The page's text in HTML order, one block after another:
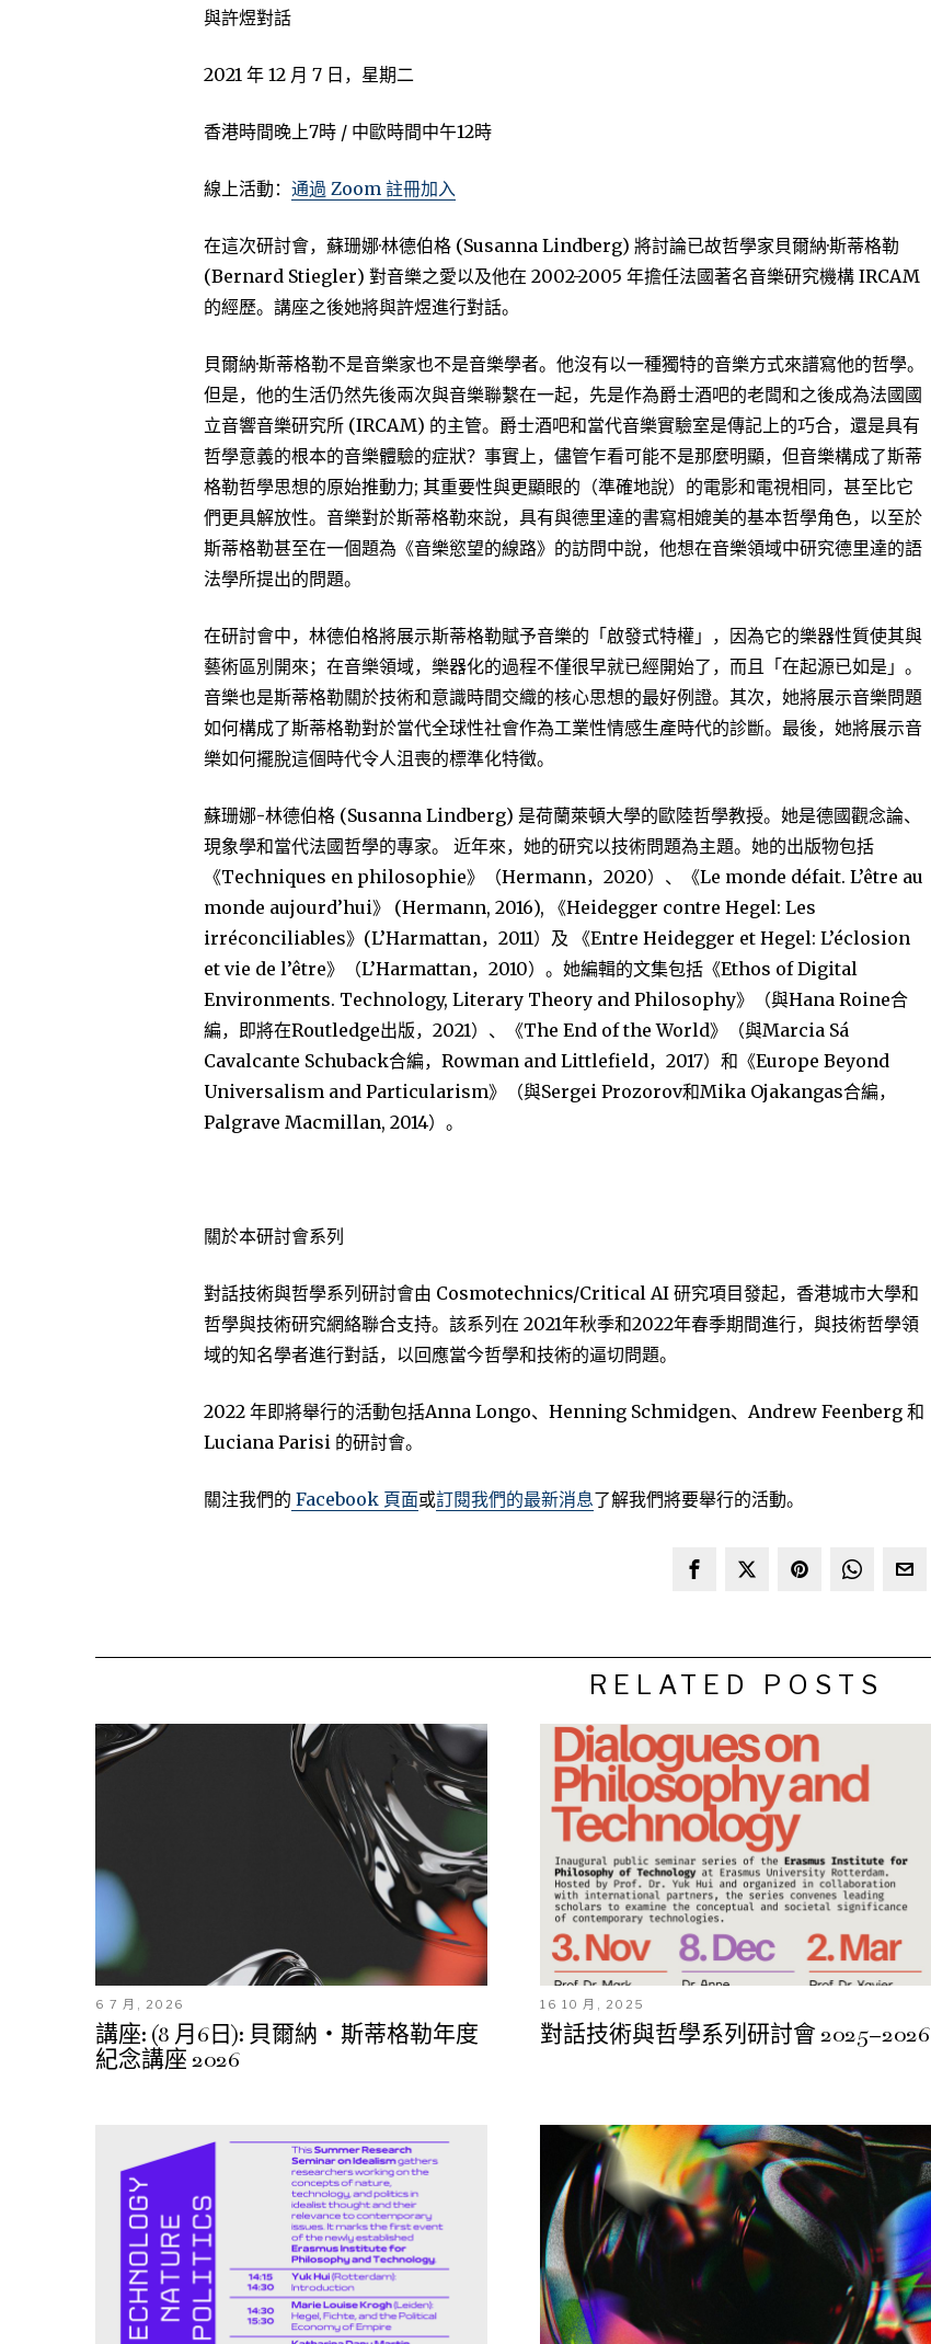
與許煜對話
2021 年 12 月 7 日，星期二
香港時間晚上7時 / 中歐時間中午12時
線上活動： 通過 Zoom 註冊加入
在這次研討會，蘇珊娜·林德伯格 (Susanna Lindberg) 將討論已故哲學家貝爾納·斯蒂格勒
(Bernard Stiegler) 對音樂之愛以及他在 2002-2005 年擔任法國著名音樂研究機構 IRCAM
的經歷。講座之後她將與許煜進行對話。
貝爾納·斯蒂格勒不是音樂家也不是音樂學者。他沒有以一種獨特的音樂方式來譜寫他的哲學。
但是，他的生活仍然先後兩次與音樂聯繫在一起，先是作為爵士酒吧的老闆和之後成為法國國
立音響音樂研究所 (IRCAM) 的主管。爵士酒吧和當代音樂實驗室是傳記上的巧合，還是具有
哲學意義的根本的音樂體驗的症狀？事實上，儘管乍看可能不是那麼明顯，但音樂構成了斯蒂
格勒哲學思想的原始推動力; 其重要性與更顯眼的（準確地說）的電影和電視相同，甚至比它
們更具解放性。音樂對於斯蒂格勒來說，具有與德里達的書寫相媲美的基本哲學角色，以至於
斯蒂格勒甚至在一個題為《音樂慾望的線路》的訪問中說，他想在音樂領域中研究德里達的語
法學所提出的問題。
在研討會中，林德伯格將展示斯蒂格勒賦予音樂的「啟發式特權」，因為它的樂器性質使其與
藝術區別開來；在音樂領域，樂器化的過程不僅很早就已經開始了，而且「在起源已如是」。
音樂也是斯蒂格勒關於技術和意識時間交織的核心思想的最好例證。其次，她將展示音樂問題
如何構成了斯蒂格勒對於當代全球性社會作為工業性情感生產時代的診斷。最後，她將展示音
樂如何擺脫這個時代令人沮喪的標準化特徵。
蘇珊娜-林德伯格 (Susanna Lindberg) 是荷蘭萊頓大學的歐陸哲學教授。她是德國觀念論、
現象學和當代法國哲學的專家。 近年來，她的研究以技術問題為主題。她的出版物包括
《Techniques en philosophie》（Hermann，2020）、《Le monde défait. L’être au
monde aujourd’hui》 (Hermann, 2016), 《Heidegger contre Hegel: Les
irréconciliables》(L’Harmattan，2011）及 《Entre Heidegger et Hegel: L’éclosion
et vie de l’être》（L’Harmattan，2010）。她編輯的文集包括《Ethos of Digital
Environments. Technology, Literary Theory and Philosophy》（與Hana Roine合
編，即將在Routledge出版，2021）、《The End of the World》（與Marcia Sá
Cavalcante Schuback合編，Rowman and Littlefield，2017）和《Europe Beyond
Universalism and Particularism》（與Sergei Prozorov和Mika Ojakangas合編，
Palgrave Macmillan, 2014）。
關於本研討會系列
對話技術與哲學系列研討會由 Cosmotechnics/Critical AI 研究項目發起，香港城市大學和
哲學與技術研究網絡聯合支持。該系列在 2021年秋季和2022年春季期間進行，與技術哲學領
域的知名學者進行對話，以回應當今哲學和技術的逼切問題。
2022 年即將舉行的活動包括Anna Longo、Henning Schmidgen、Andrew Feenberg 和
Luciana Parisi 的研討會。
關注我們的 Facebook 頁面或訂閱我們的最新消息了解我們將要舉行的活動。
RELATED POSTS
6 7 月, 2026
講座: (8 月6日): 貝爾納・斯蒂格勒年度
紀念講座 2026
16 10 月, 2025
對話技術與哲學系列研討會 2025–2026